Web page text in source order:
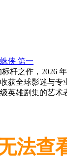
侠 第一
杆之作，2026
获全球影迷与
英雄剧集的艺
法查